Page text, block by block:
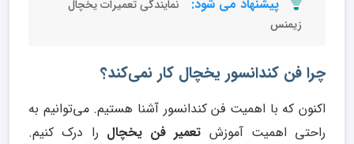
پیشنهاد می شود:
نمایندگی تعمیرات یخچال
زیمنس
چرا فن کندانسور یخچال کار نمی‌کند؟
اکنون که با اهمیت فن کندانسور آشنا هستیم. می‌توانیم به
راحتی اهمیت آموزش تعمیر فن یخچال را درک کنیم.